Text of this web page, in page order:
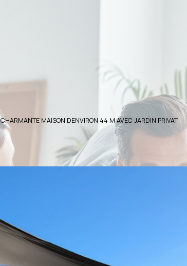
CHARMANTE MAISON DENVIRON 44 M AVEC JARDIN PRIVAT